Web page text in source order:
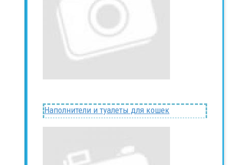
Наполнители и туалеты для кошек